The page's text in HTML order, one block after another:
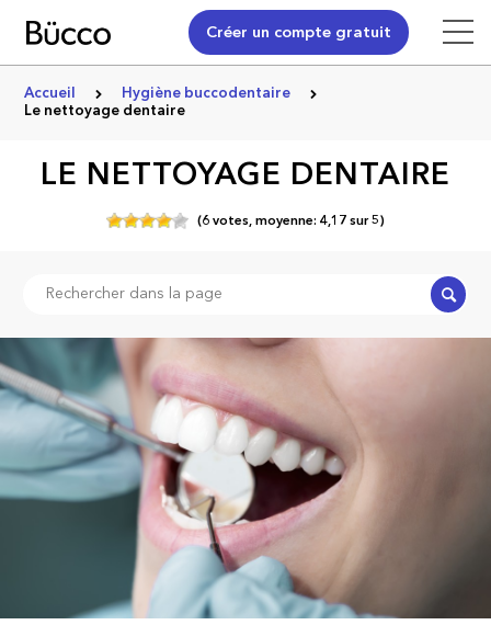
Créer un compte gratuit
Accueil
Hygiène buccodentaire
Le nettoyage dentaire
LE NETTOYAGE DENTAIRE
(6 votes, moyenne: 4,17 sur5)